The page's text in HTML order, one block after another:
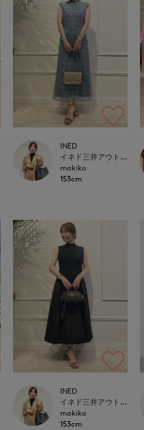
INED
イネド三井アウトレットパーク多摩南大沢店
makiko
153cm
INED
イネド三井アウトレットパーク多摩南大沢店
makiko
153cm